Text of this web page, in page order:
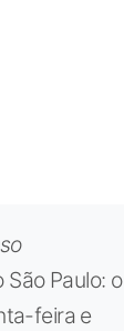
Paulo: o
feira e